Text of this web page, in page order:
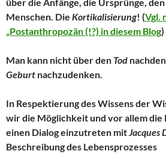
Menschen. Die Kortikalisierung! (Vgl.
„Postanthropozän (!?) in diesem Blog)
Man kann nicht über den Tod
Geburt nachzudenken.
In Respektierung des Wissens der
wir die Möglichkeit und vor allem
einen Dialog einzutreten mitJacques
Beschreibung des Lebensprozesses